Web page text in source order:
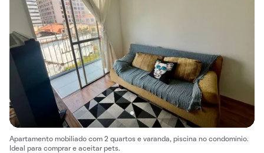
Apartamento mobiliado com 2 quartos e varanda, piscina no condomínio.
Ideal para comprar e aceitar pets.